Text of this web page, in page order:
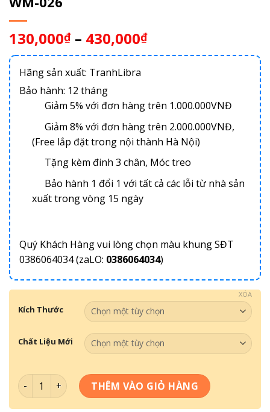
130,000₫ – 430,000₫
Hãng sản xuất: TranhLibra
Bảo hành: 12 tháng
Giảm 5% với đơn hàng trên 1.000.000VNĐ
Giảm 8% với đơn hàng trên 2.000.000VNĐ,
(Free lắp đặt trong nội thành Hà Nội)
Tặng kèm đinh 3 chân, Móc treo
Bảo hành 1 đổi 1 với tất cả các lỗi từ nhà sản
xuất trong vòng 15 ngày
Quý Khách Hàng vui lòng chọn màu khung SĐT
0386064034 (zaLO: 0386064034)
Kích Thước
Chất Liệu Mới
XÓA
Tranh William Morris , Tranh Decor phòng khách , phòng
THÊM VÀO GIỎ HÀNG